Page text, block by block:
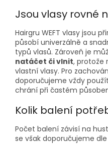
Jsou vlasy rovné
Hairgru WEFT vlasy jsou
působí univerzálně a
typů vlasů. Zároveň je
natáčet či vlnit, protože
vlastní vlasy. Pro
doporučujeme vždy použít
chrání při častém
Kolik balení
Počet balení závisí na
se však doporučujeme